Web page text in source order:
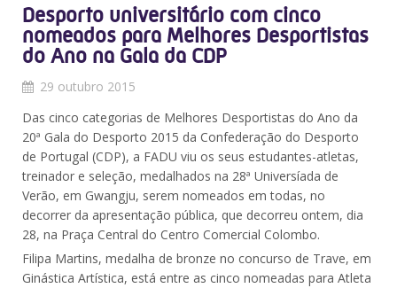
Desporto universitário com cinco
nomeados para Melhores Desportistas
do Ano na Gala da CDP
29 outubro 2015
Das cinco categorias de Melhores Desportistas do Ano da
20ª Gala do Desporto 2015 da Confederação do Desporto
de Portugal (CDP), a FADU viu os seus estudantes-atletas,
treinador e seleção, medalhados na 28ª Universíada de
Verão, em Gwangju, serem nomeados em todas, no
decorrer da apresentação pública, que decorreu ontem, dia
28, na Praça Central do Centro Comercial Colombo.
Filipa Martins, medalha de bronze no concurso de Trave, em
Ginástica Artística, está entre as cinco nomeadas para Atleta